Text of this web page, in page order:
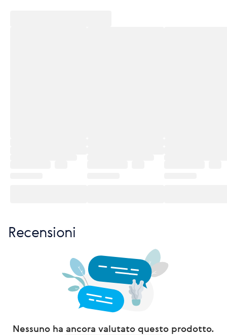
Recensioni
Nessuno ha ancora valutato questo prodotto.